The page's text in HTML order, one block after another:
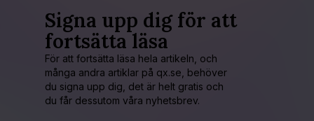
Signa upp dig för att
fortsätta läsa
För att fortsätta läsa hela artikeln, och
många andra artiklar på qx.se, behöver
du signa upp dig, det är helt gratis och
du får dessutom våra nyhetsbrev.